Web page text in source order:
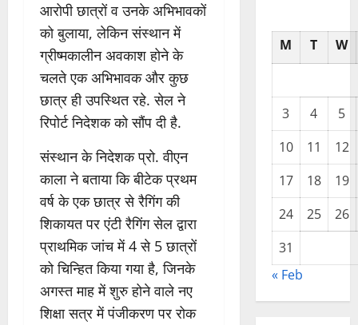
आरोपी छात्रों व उनके अभिभावकों
को बुलाया, लेकिन संस्थान में
ग्रीष्मकालीन अवकाश होने के
चलते एक अभिभावक और कुछ
छात्र ही उपस्थित रहे. सेल ने
रिपोर्ट निदेशक को सौंप दी है.
संस्थान के निदेशक प्रो. वीएन
काला ने बताया कि बीटेक प्रथम
वर्ष के एक छात्र से रैगिंग की
शिकायत पर एंटी रैगिंग सेल द्वारा
प्राथमिक जांच में 4 से 5 छात्रों
को चिन्हित किया गया है, जिनके
अगस्त माह में शुरु होने वाले नए
शिक्षा सत्र में पंजीकरण पर रोक
M T W
3 4
5
10
11
12
17
18
19
24
25
26
31
« Feb